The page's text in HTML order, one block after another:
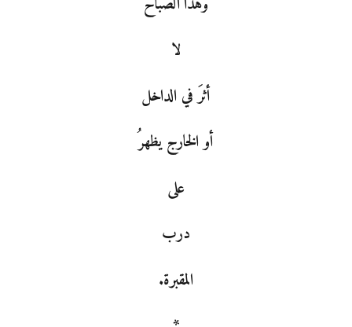
لا
أثرَ في الداخل
أو الخارج يظهرُ
على
درب
المقبرة.